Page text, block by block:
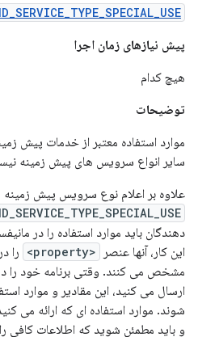
پیش نیازهای زمان اجرا
هیچ کدام
توضیحات
موارد استفاده معتبر از خدمات پیش
سایر انواع سرویس های پیش زمینه
علاوه بر اعلام نوع سرویس پیش زمینه
دهندگان باید موارد استفاده را در
این کار، آنها عنصر
<property> را
ارسال می کنید، این مقادیر و موارد
شوند. موارد استفاده ای که ارائه می
و باید مطمئن شوید که اطلاعات کافی